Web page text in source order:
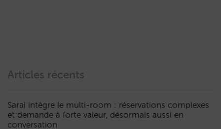
Articles récents
Sarai intègre le multi-room : réservations complexes
et demande à forte valeur, désormais aussi en
conversation